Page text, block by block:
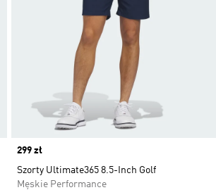
Price
299 zł
Szorty Ultimate365 8.5-Inch Golf
Męskie Performance